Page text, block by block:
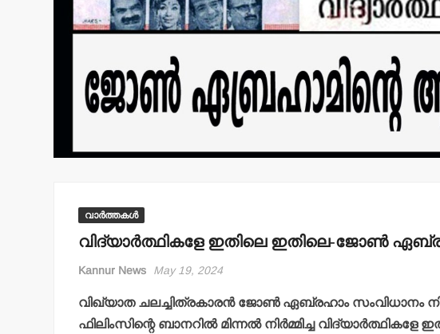
വാർത്തകൾ
വിദ്യാര്‍ത്ഥികളേ ഇതിലെ ഇതിലെ-ജോണ്‍
Kannur News May 19, 2024
വിഖ്യാത ചലച്ചിത്രകാരന്‍ ജോണ്‍ ഏബ്രഹാം സംവിധാനം
ഫിലിംസിന്റെ ബാനറില്‍ മിന്നല്‍ നിര്‍മ്മിച്ച വിദ്യാര്‍ത്ഥികളേ